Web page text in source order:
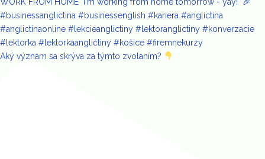
Aký význam sa skrýva za týmto zvolaním?